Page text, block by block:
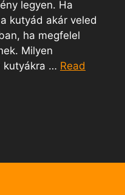
legyen. Ha
kutyád akár veled
ha megfelel
Milyen
kutyákra … Read